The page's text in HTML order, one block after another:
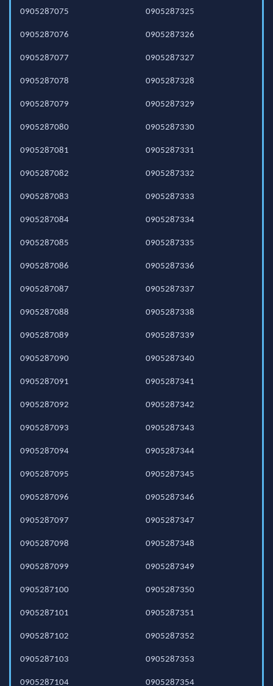
0905287075
0905287076
0905287077
0905287078
0905287079
0905287080
0905287081
0905287082
0905287083
0905287084
0905287085
0905287086
0905287087
0905287088
0905287089
0905287090
0905287091
0905287092
0905287093
0905287094
0905287095
0905287096
0905287097
0905287098
0905287099
0905287100
0905287101
0905287102
0905287103
0905287104
0905287325
0905287326
0905287327
0905287328
0905287329
0905287330
0905287331
0905287332
0905287333
0905287334
0905287335
0905287336
0905287337
0905287338
0905287339
0905287340
0905287341
0905287342
0905287343
0905287344
0905287345
0905287346
0905287347
0905287348
0905287349
0905287350
0905287351
0905287352
0905287353
0905287354